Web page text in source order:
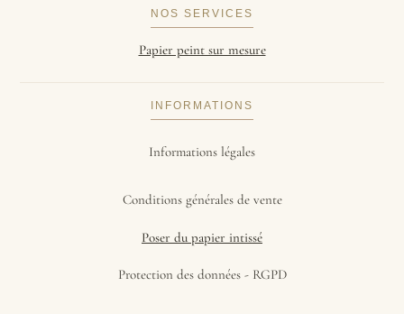
NOS SERVICES
Papier peint sur mesure
INFORMATIONS
Informations légales
Conditions générales de vente
Poser du papier intissé
Protection des données - RGPD